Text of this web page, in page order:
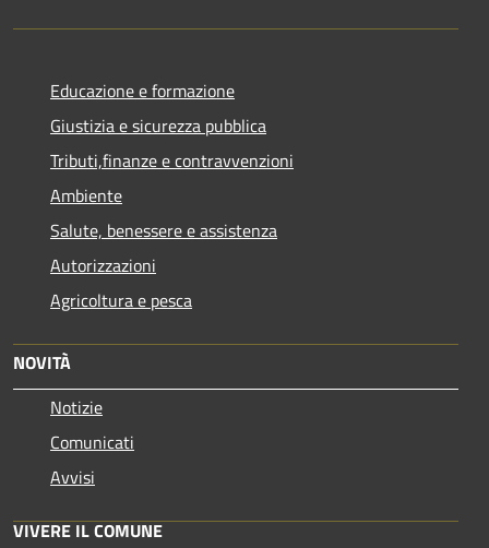
Educazione e formazione
Giustizia e sicurezza pubblica
Tributi,finanze e contravvenzioni
Ambiente
Salute, benessere e assistenza
Autorizzazioni
Agricoltura e pesca
NOVITÀ
Notizie
Comunicati
Avvisi
VIVERE IL COMUNE